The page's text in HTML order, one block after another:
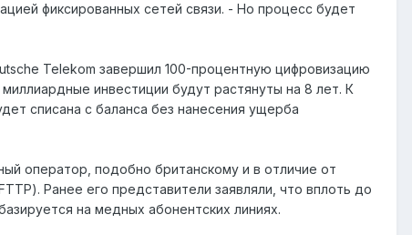
фиксированных сетей связи. - Но процесс будет
Telekom завершил 100-процентную цифровизацию
инвестиции будут растянуты на 8 лет. К
списана с баланса без нанесения ущерба
оператор, подобно британскому и в отличие от
Ранее его представители заявляли, что вплоть до
на медных абонентских линиях.